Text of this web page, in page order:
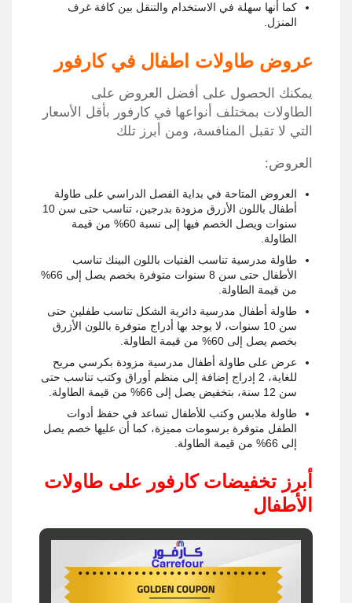
كما أنها سهلة في الاستخدام والتنقل بين كافة غرف
المنزل.
عروض طاولات اطفال في كارفور
يمكنك الحصول على أفضل العروض على
الطاولات بمختلف أنواعها في كارفور بأقل الأسعار
التي لا تقبل المنافسة، ومن أبرز تلك
العروض:
العروض المتاحة في بداية الفصل الدراسي على طاولة
أطفال باللون الأزرق مزودة بدرجين، تناسب حتى سن 10
سنوات ويصل الخصم فيها إلى نسبة 60% من قيمة
الطاولة.
طاولة مدرسية تناسب الفتيات باللون البينك تناسب
الأطفال حتى سن 8 سنوات متوفرة بخصم يصل إلى 66%
من قيمة الطاولة.
طاولة أطفال مدرسية دائرية الشكل تناسب طفلين حتى
سن 10 سنوات، لا يوجد بها أدراج متوفرة باللون الأزرق
بخصم يصل إلى 60% من قيمة الطاولة.
عرض على طاولة أطفال مدرسية مزودة بكرسي مريح
للغاية، 2 إدراج إضافة إلى منظم أوراق وكتب تناسب حتى
سن 12 سنة، بتخفيض يصل إلى 66% من قيمة الطاولة.
طاولة ملابس وكتب للأطفال تساعد في حفظ أدوات
الطفل متوفرة برسومات مميزة، كما أن عليها خصم يصل
إلى 66% من قيمة الطاولة.
أبرز تخفيضات كارفور على طاولات
الأطفال